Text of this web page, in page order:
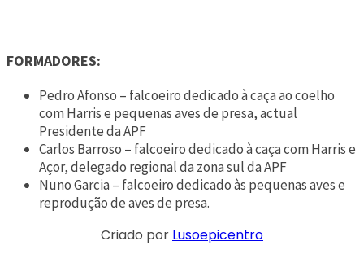
FORMADORES:
Pedro Afonso – falcoeiro dedicado à caça ao coelho
com Harris e pequenas aves de presa, actual
Presidente da APF
Carlos Barroso – falcoeiro dedicado à caça com Harris e
Açor, delegado regional da zona sul da APF
Nuno Garcia – falcoeiro dedicado às pequenas aves e
reprodução de aves de presa.
Criado por Lusoepicentro